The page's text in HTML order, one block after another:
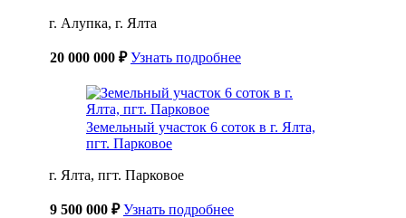
г. Алупка, г. Ялта
20 000 000 ₽ Узнать подробнее
Земельный участок 6 соток в г. Ялта,
пгт. Парковое
г. Ялта, пгт. Парковое
9 500 000 ₽ Узнать подробнее